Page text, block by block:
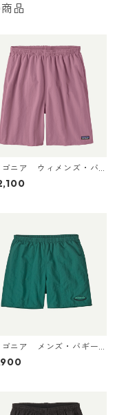
品
ゴニア ウィメンズ・バ
ロング Light Violet
Patagonia Women's
ゴニア メンズ・バギー
ショーツ ５インチ 5702